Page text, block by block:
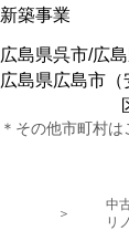
新築事業
広島県呉市/広
広島県広島市
＊その他市町村
中
リ